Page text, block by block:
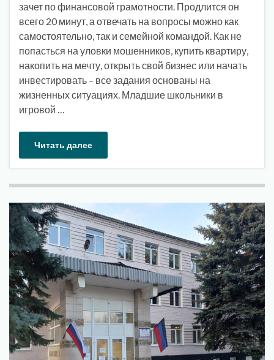
зачет по финансовой грамотности. Продлится он
всего 20 минут, а отвечать на вопросы можно как
самостоятельно, так и семейной командой. Как не
попасться на уловки мошенников, купить квартиру,
накопить на мечту, открыть свой бизнес или начать
инвестировать – все задания основаны на
жизненных ситуациях. Младшие школьники в
игровой …
Читать далее